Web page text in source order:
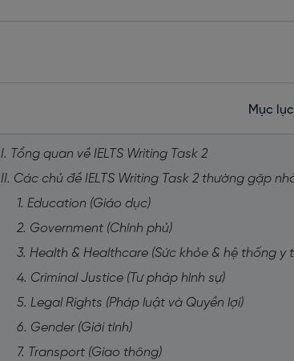
Mục lục
I. Tổng quan về IELTS Writing Task 2
II. Các chủ đề IELTS Writing Task 2 thường gặp
1. Education (Giáo dục)
2. Government (Chính phủ)
3. Health & Healthcare (Sức khỏe & hệ thống y
4. Criminal Justice (Tư pháp hình sự)
5. Legal Rights (Pháp luật và Quyền lợi)
6. Gender (Giới tính)
7. Transport (Giao thông)